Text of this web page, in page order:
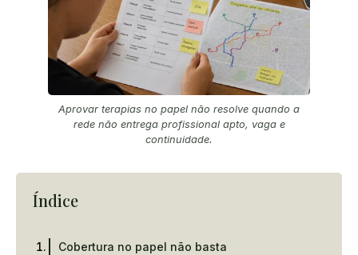
Aprovar terapias no papel não resolve quando a
rede não entrega profissional apto, vaga e
continuidade.
Índice
Cobertura no papel não basta